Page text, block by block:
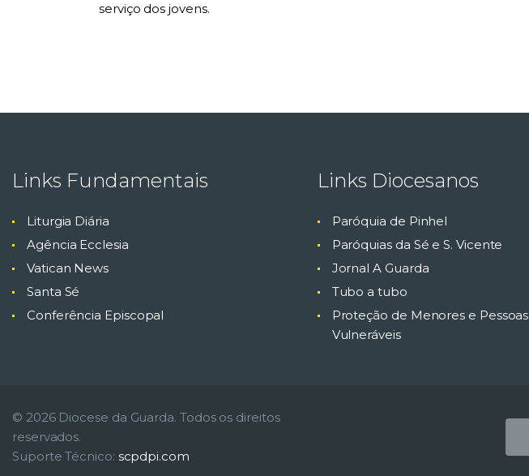
serviço dos jovens.
Links Fundamentais
Liturgia Diária
Agência Ecclesia
Vatican News
Santa Sé
Conferência Episcopal
Links Diocesanos
Paróquia de Pinhel
Paróquias da Sé e S. Vicente
Jornal A Guarda
Tubo a tubo
Proteção de Menores e Pessoas
Vulneráveis
© 2026 Diocese da Guarda. Todos os direitos
reservados.
Suporte Técnico: scpdpi.com